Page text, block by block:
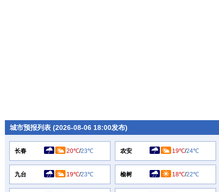
城市预报列表 (2026-08-06 18:00发布)
长春 20℃/23℃ 农安 19℃/24℃
九台 19℃/23℃ 榆树 18℃/22℃